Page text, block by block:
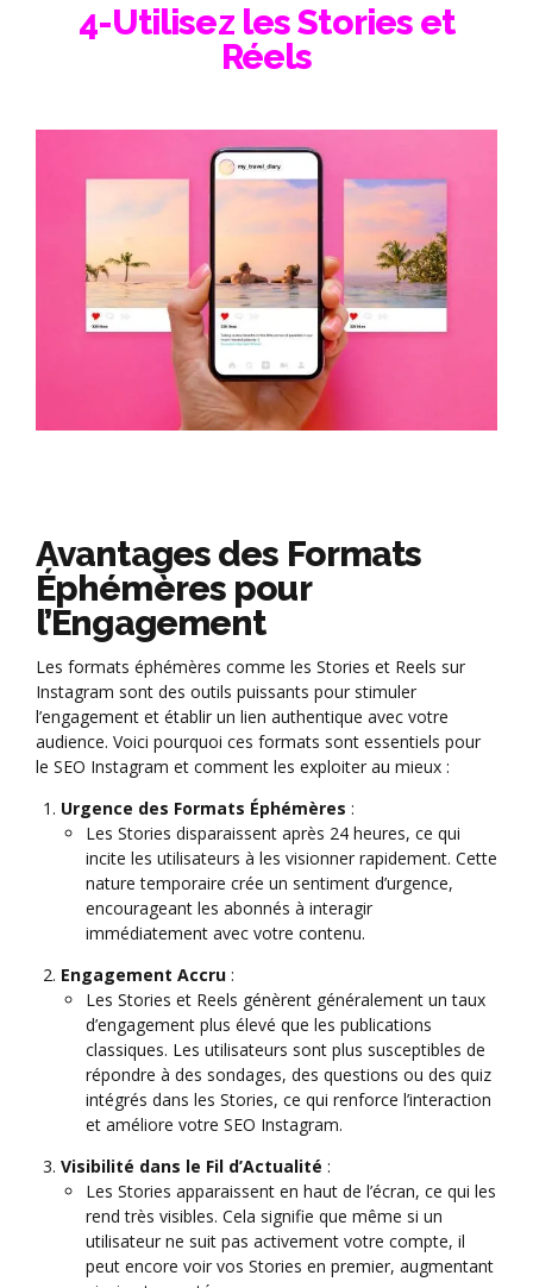
4-Utilisez les Stories et
Réels
Avantages des Formats
Éphémères pour
l’Engagement
Les formats éphémères comme les Stories et Reels sur
Instagram sont des outils puissants pour stimuler
l’engagement et établir un lien authentique avec votre
audience. Voici pourquoi ces formats sont essentiels pour
le SEO Instagram et comment les exploiter au mieux :
Urgence des Formats Éphémères :
Les Stories disparaissent après 24 heures, ce qui
incite les utilisateurs à les visionner rapidement. Cette
nature temporaire crée un sentiment d’urgence,
encourageant les abonnés à interagir
immédiatement avec votre contenu.
Engagement Accru :
Les Stories et Reels génèrent généralement un taux
d’engagement plus élevé que les publications
classiques. Les utilisateurs sont plus susceptibles de
répondre à des sondages, des questions ou des quiz
intégrés dans les Stories, ce qui renforce l’interaction
et améliore votre SEO Instagram.
Visibilité dans le Fil d’Actualité :
Les Stories apparaissent en haut de l’écran, ce qui les
rend très visibles. Cela signifie que même si un
utilisateur ne suit pas activement votre compte, il
peut encore voir vos Stories en premier, augmentant